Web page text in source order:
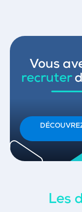
Vous
recruter
Les